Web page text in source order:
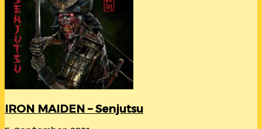
IRON MAIDEN – Senjutsu